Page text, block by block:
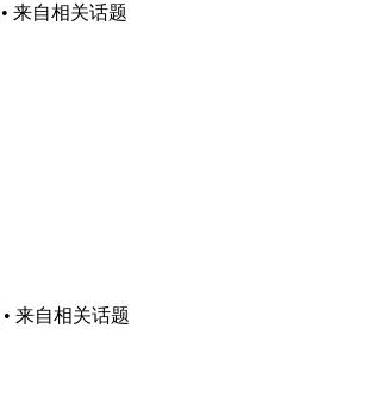
• 来自相关话题
• 来自相关话题